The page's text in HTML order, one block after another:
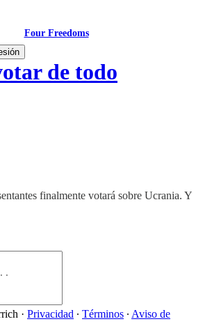
Four Freedoms
de todo
finalmente votará sobre Ucrania. Y
· Privacidad ∙ Términos ∙ Aviso de